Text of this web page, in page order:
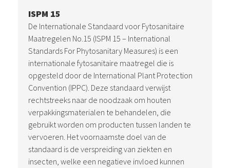
ISPM 15
De Internationale Standaard voor Fytosanitaire
Maatregelen No.15 (ISPM 15 – International
Standards For Phytosanitary Measures) is een
internationale fytosanitaire maatregel die is
opgesteld door de International Plant Protection
Convention (IPPC). Deze standaard verwijst
rechtstreeks naar de noodzaak om houten
verpakkingsmaterialen te behandelen, die
gebruikt worden om producten tussen landen te
vervoeren. Het voornaamste doel van de
standaard is de verspreiding van ziekten en
insecten, welke een negatieve invloed kunnen